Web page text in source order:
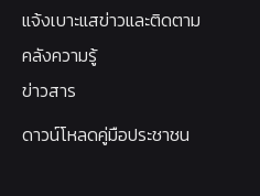
แจ้งเบาะแสข่าวและติดตาม
คลังความรู้
ข่าวสาร
ดาวน์โหลดคู่มือประชาชน